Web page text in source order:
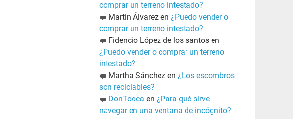
comprar un terreno intestado?
Martin Álvarezen ¿Puedo vender o
comprar un terreno intestado?
Fidencio López de los santosen
¿Puedo vender o comprar un terreno
intestado?
Martha Sánchezen ¿Los escombros
son reciclables?
DonTooca en ¿Para qué sirve
navegar en una ventana de incógnito?